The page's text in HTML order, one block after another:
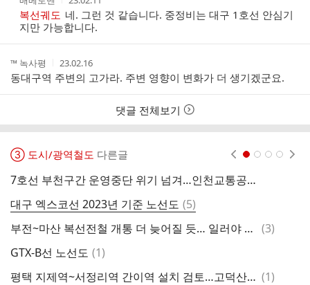
성
자
성
시
간
복선궤도 네. 그런 것 같습니다. 중정비는 대구 1호선 안심기
지만 가능합니다.
작
성
자
™ 녹사평
작
성
시
간
23.02.16
동대구역 주변의 고가라. 주변 영향이 변화가 더 생기겠군요.
댓글 전체보기
③ 도시/광역철도 다른글
7호선 부천구간 운영중단 위기 넘겨…인천교통공사 5년 더
대구 엑스코선 2023년 기준 노선도 댓
글
(5)
부전~마산 복선전철 개통 더 늦어질 듯… 일러야 내년 7월 댓
(3)
GTX-B선 노선도 댓
(1)
평택 지제역~서정리역 간이역 설치 검토…고덕산단 교통난 해소 댓
(1)